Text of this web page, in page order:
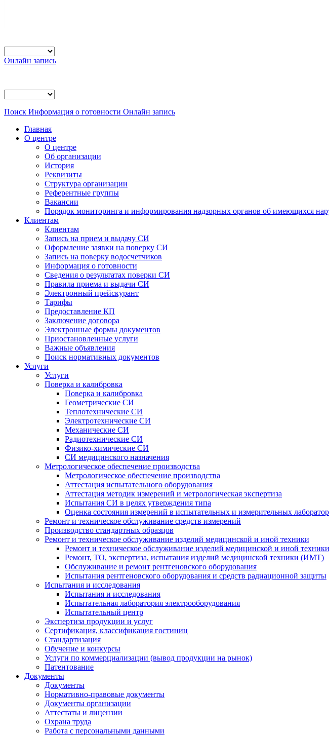
Онлайн запись
Поиск Информация о готовности Онлайн запись
Главная
О центре
О центре
Об организации
История
Реквизиты
Структура организации
Референтные группы
Вакансии
Порядок мониторинга и информирования надзорных органов об имеющихся
Клиентам
Клиентам
Запись на прием и выдачу СИ
Оформление заявки на поверку СИ
Запись на поверку водосчетчиков
Информация о готовности
Сведения о результатах поверки СИ
Правила приема и выдачи СИ
Электронный прейскурант
Тарифы
Предоставление КП
Заключение договора
Электронные формы документов
Приостановленные услуги
Важные объявления
Поиск нормативных документов
Услуги
Услуги
Поверка и калибровка
Поверка и калибровка
Геометрические СИ
Теплотехнические СИ
Электротехнические СИ
Механические СИ
Радиотехнические СИ
Физико-химические СИ
СИ медицинского назначения
Метрологическое обеспечение производства
Метрологическое обеспечение производства
Аттестация испытательного оборудования
Аттестация методик измерений и метрологическая экспертиза
Испытания СИ в целях утверждения типа
Оценка состояния измерений в испытательных и измерительных
Ремонт и техническое обслуживание средств измерений
Производство стандартных образцов
Ремонт и техническое обслуживание изделий медицинской и иной техники
Ремонт и техническое обслуживание изделий медицинской и иной техники
Ремонт, ТО, экспертиза, испытания изделий медицинской техники (ИМТ)
Обслуживание и ремонт рентгеновского оборудования
Испытания рентгеновского оборудования и средств радиационной защиты
Испытания и исследования
Испытания и исследования
Испытательная лаборатория электрооборудования
Испытательный центр
Экспертиза продукции и услуг
Сертификация, классификация гостиниц
Стандартизация
Обучение и конкурсы
Услуги по коммерциализации (вывод продукции на рынок)
Патентование
Документы
Документы
Нормативно-правовые документы
Документы организации
Аттестаты и лицензии
Охрана труда
Работа с персональными данными